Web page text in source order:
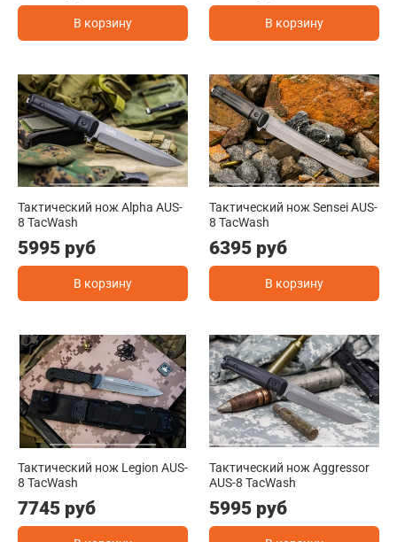
В корзину В корзину
Тактический нож Alpha AUS-
8 TacWash
5995 руб
В корзину
Тактический нож Sensei AUS-
8 TacWash
6395 руб
В корзину
Тактический нож Legion AUS-
8 TacWash
7745 руб
Тактический нож Aggressor
AUS-8 TacWash
5995 руб